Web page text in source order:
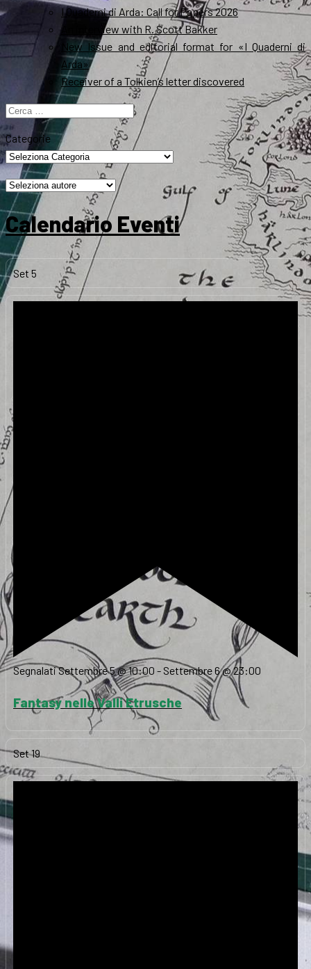
I Quaderni di Arda: Call for Papers 2026
An interview with R. Scott Bakker
New Issue and editorial format for «I Quaderni di
Arda»
Receiver of a Tolkien’s letter discovered
Ricerca
per:
Categorie
Calendario Eventi
Set 5
SegnalatiSettembre 5 @ 10:00 - Settembre 6 @ 23:00
Fantasy nelle Valli Etrusche
Set19